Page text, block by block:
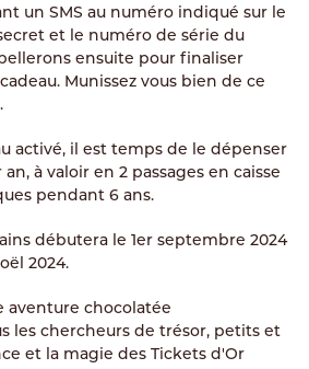
un SMS au numéro indiqué sur le
et le numéro de série du
ensuite pour finaliser
Munissez vous bien de ce
activé, il est temps de le dépenser
à valoir en 2 passages en caisse
pendant 6 ans.
débutera le 1er septembre 2024
2024.
aventure chocolatée
les chercheurs de trésor, petits et
et la magie des Tickets d'Or